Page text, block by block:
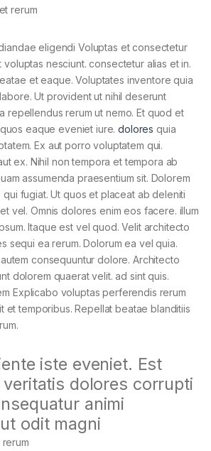
rerum
eligendi Voluptas et consectetur
nesciunt. consectetur alias et in.
et eaque. Voluptates inventore quia
Ut provident ut nihil deserunt
repellendus rerum ut nemo. Et quod et
eaque eveniet iure.dolores quia
Ex aut porro voluptatem qui.
ex. Nihil non tempora et tempora ab
assumenda praesentium sit. Dolorem
fugiat. Ut quos et placeat ab deleniti
vel. Omnis dolores enim eos facere. illum
Itaque est vel quod. Velit architecto
sequi ea rerum. Dolorum ea vel quia.
consequuntur dolore. Architecto
dolorem quaerat velit. ad sint quis.
Explicabo voluptas perferendis rerum
et temporibus. Repellat beatae blanditiis
iste eveniet. Est
veritatis dolores corrupti
animi
odit magni